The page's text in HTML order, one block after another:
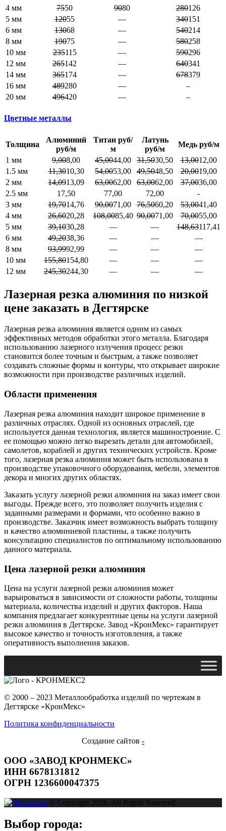
4 мм
7550 9080 280126
5 мм
12055 — 340151
6 мм
13068 — 540214
8 мм
19075 — 580258
10 мм
235115 — 590296
12 мм
265142 — 640341
14 мм
365174 — 678379
16 мм
489280 —
–
20 мм
496420 — –
Цветные металлы
Толщина
Алюминий
руб/м
Титан руб/
м
Латунь
руб/м
Медь руб/м
1 мм
9,008,00 45,0044,00 31,5030,50 13,0012,00
1.5 мм
11,3010,30 54,0053,00 49,5048,50 20,0019,00
2 мм
14,0913,09 63,0062,00 63,0062,00 37,0036,00
2.5 мм
17,50 77,00 72,00
-
3 мм
19,7014,76 90,0071,00 76,5060,20 53,0041,40
4 мм
26,6020,28 108,0085,40 90,0071,00 70,0055,00
5 мм
39,1030,28 — — 148,63117,41
6 мм
49,2038,36 — —
—
8 мм
93,9992,99 — —
—
10 мм
155,80154,80 — —
—
12 мм
245,30244,30 — — —
Лазерная резка алюминия по низкой
цене заказать в Дегтярске
Лазерная резка алюминия является одним из самых
эффективных методов обработки этого металла. Благодаря
использованию лазерного излучения процесс резки
становится более точным и быстрым, а также позволяет
создавать сложные формы и контуры, что открывает широкие
возможности при производстве различных изделий.
Области применения
Лазерная резка алюминия находит широкое применение в
различных отраслях. Одной из основных отраслей, где
используется данная технология, является машиностроение. С
ее помощью можно легко вырезать детали для автомобилей,
самолетов, кораблей и других технических устройств. Кроме
того, лазерная резка алюминия может быть использована в
производстве упаковочного оборудования, мебели, элементов
декора и многих других областях.
Заказать услугу лазерной резки алюминия на заказ имеет свои
выгоды. Прежде всего, это позволяет получить изделия с
заданными размерами и формами, что особенно важно в
производстве. Заказчик имеет возможность выбрать толщину
и качество алюминиевой пластины, а также получить
консультацию специалистов по оптимальному использованию
данного материала.
Цена лазерной резки алюминия
Цена на услуги лазерной резки алюминия может
варьироваться в зависимости от сложности работы, толщины
материала, количества изделий и других факторов. Наша
компания предлагает конкурентные цены на услуги лазерной
резки алюминия в Дегтярске. Завод «КронМекс» гарантирует
высокое качество и точность изготовления, а также
оперативность выполнения заказов.
© 2000 – 2023 Металлообработка изделий по чертежам в
Дегтярске «КронМекс»
Политика конфиденциальности
Создание сайтов -
ООО «ЗАВОД КРОНМЕКС»
ИНН 6678131812
ОГРН 1236600047375
© Copyright 2026. All Rights Reserved.
Выбор города: